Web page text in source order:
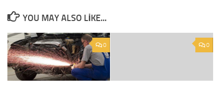
YOU MAY ALSO LIKE...
0 0